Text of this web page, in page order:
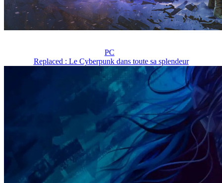
PC
Replaced : Le Cyberpunk dans toute sa splendeur